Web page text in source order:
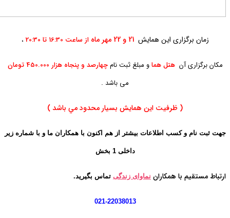
زمان برگزاری این همایش21 و 22 مهر ماه از ساعت 16:30 تا 20:30 ،
مکان برگزاری آن هتل هماو مبلغ ثبت نامچهارصد و پنجاه هزار 450.000 تومان
می باشد .
( ظرفيت اين همايش بسيار محدود مي باشد )
جهت ثبت نام و کسب اطلاعات بیشتر از هم اکنون با همکاران ما و با شماره زیر
داخلی 1 بخش
ارتباط مستقیم با همکاران نماوای زندگی تماس بگیرید.
021-22038013